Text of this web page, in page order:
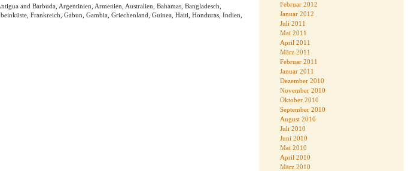
and Barbuda, Argentinien, Armenien, Australien, Bahamas, Bangladesch,
Frankreich, Gabun, Gambia, Griechenland, Guinea, Haiti, Honduras, Indien,
Februar 2012
Januar 2012
Juli 2011
Mai 2011
April 2011
März 2011
Februar 2011
Januar 2011
Dezember 2010
November 2010
Oktober 2010
September 2010
August 2010
Juli 2010
Juni 2010
Mai 2010
April 2010
März 2010